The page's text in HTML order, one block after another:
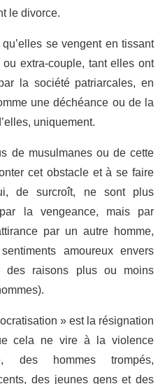
le divorce.
se vengent en tissant
extra-couple, tant elles ont
la société patriarcales, en
une déchéance ou de la
uniquement.
de musulmanes ou de cette
cet obstacle et à se faire
de surcroît, ne sont plus
la vengeance, mais par
par un autre homme,
amoureux envers
des raisons plus ou moins
» est la résignation
cela ne vire à la violence
des hommes trompés,
des jeunes gens et des